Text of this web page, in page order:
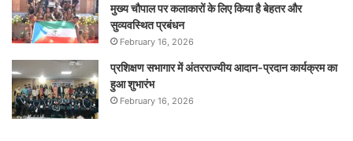
मुख्य चौपाल पर कलाकारों के लिए किया है बेहतर और
सुव्यवस्थित प्रबंधन
February 16, 2026
प्रशिक्षण सभागार में अंतरराज्यीय आदान-प्रदान कार्यक्रम का
हुआ शुभारंभ
February 16, 2026